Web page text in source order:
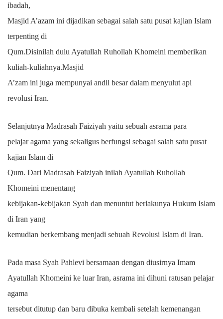
ibadah,
Masjid A’azam ini dijadikan sebagai salah satu pusat kajian Islam
terpenting di
Qum.Disinilah dulu Ayatullah Ruhollah Khomeini memberikan
kuliah-kuliahnya.Masjid
A’zam ini juga mempunyai andil besar dalam menyulut api
revolusi Iran.
Selanjutnya Madrasah Faiziyah yaitu sebuah asrama para
pelajar agama yang sekaligus berfungsi sebagai salah satu pusat
kajian Islam di
Qum. Dari Madrasah Faiziyah inilah Ayatullah Ruhollah
Khomeini menentang
kebijakan-kebijakan Syah dan menuntut berlakunya Hukum Islam
di Iran yang
kemudian berkembang menjadi sebuah Revolusi Islam di Iran.
Pada masa Syah Pahlevi bersamaan dengan diusirnya Imam
Ayatullah Khomeini ke luar Iran, asrama ini dihuni ratusan pelajar
agama
tersebut ditutup dan baru dibuka kembali setelah kemenangan